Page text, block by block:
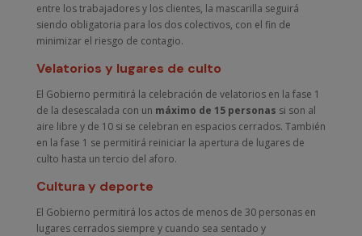
entre los trabajadores y los clientes, la mascarilla seguirá
siendo obligatoria para los dos colectivos, con el fin de
minimizar el riesgo de contagio.
Velatorios y lugares de culto
El Gobierno permitirá la celebración de velatorios en la fase 1
de la desescalada con un máximo de 15 personas si son al
aire libre y de 10 si se celebran en espacios cerrados. También
en la fase 1 se permitirá reiniciar la apertura de lugares de
culto hasta un tercio del aforo.
Cultura y deporte
El Gobierno permitirá los actos de menos de 30 personas en
lugares cerrados siempre y cuando sea sentado y